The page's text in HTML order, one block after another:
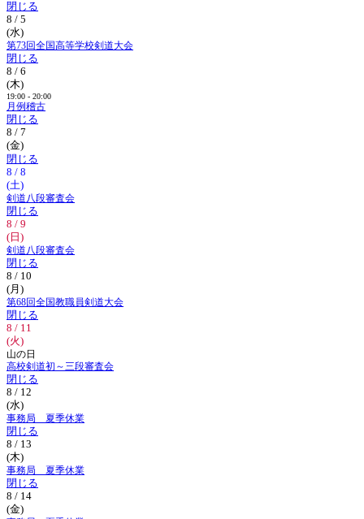
閉じる
8 / 5
(水)
第73回全国高等学校剣道大会
閉じる
8 / 6
(木)
19:00 - 20:00
月例稽古
閉じる
8 / 7
(金)
閉じる
8 / 8
(土)
剣道八段審査会
閉じる
8 / 9
(日)
剣道八段審査会
閉じる
8 / 10
(月)
第68回全国教職員剣道大会
閉じる
8 / 11
(火)
山の日
高校剣道初～三段審査会
閉じる
8 / 12
(水)
事務局 夏季休業
閉じる
8 / 13
(木)
事務局 夏季休業
閉じる
8 / 14
(金)